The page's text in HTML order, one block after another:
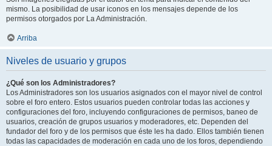
mismo. La posibilidad de usar iconos en los mensajes depende de los
permisos otorgados por La Administración.
Arriba
Niveles de usuario y grupos
¿Qué son los Administradores?
Los Administradores son los usuarios asignados con el mayor nivel de control
sobre el foro entero. Estos usuarios pueden controlar todas las acciones y
configuraciones del foro, incluyendo configuraciones de permisos, baneo de
usuarios, creación de grupos usuarios y moderadores, etc. Dependen del
fundador del foro y de los permisos que éste les ha dado. Ellos también tienen
todas las capacidades de moderación en cada uno de los foros, dependiendo